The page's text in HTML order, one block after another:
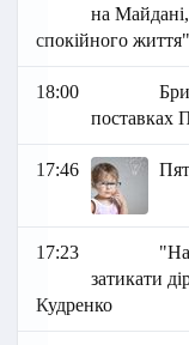
на
спокійного
18:00
поставках
17:46
17:23
затикати
Кудренко